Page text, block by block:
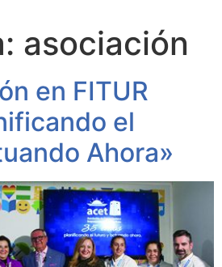
asociación
en FITUR
el
Ahora»